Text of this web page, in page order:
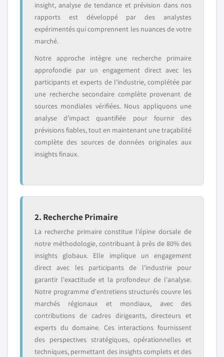
insight, analyse de tendance et prévision dans nos
rapports est développé par des analystes
expérimentés qui comprennent les nuances de votre
marché.
Notre approche intègre une recherche primaire
approfondie par un engagement direct avec les
participants et experts de l'industrie, complétée par
une recherche secondaire complète provenant de
sources mondiales vérifiées. Nous appliquons une
analyse d'impact quantifiée pour fournir des
prévisions fiables, tout en maintenant une traçabilité
complète des sources de données originales aux
insights finaux.
2. Recherche Primaire
La recherche primaire constitue l'épine dorsale de
notre méthodologie, contribuant à près de 80% des
insights globaux. Elle implique un engagement
direct avec les participants de l'industrie pour
garantir l'exactitude et la profondeur de l'analyse.
Notre programme d'entretiens structurés couvre les
marchés régionaux et mondiaux, avec des
contributions de cadres dirigeants, directeurs et
experts du domaine. Ces interactions fournissent
des perspectives stratégiques, opérationnelles et
techniques, permettant des insights complets et des